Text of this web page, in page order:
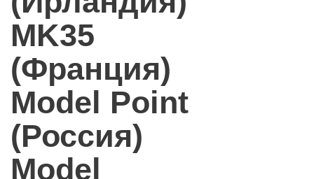
MK35
(Франция)
Model Point
(Россия)
Model